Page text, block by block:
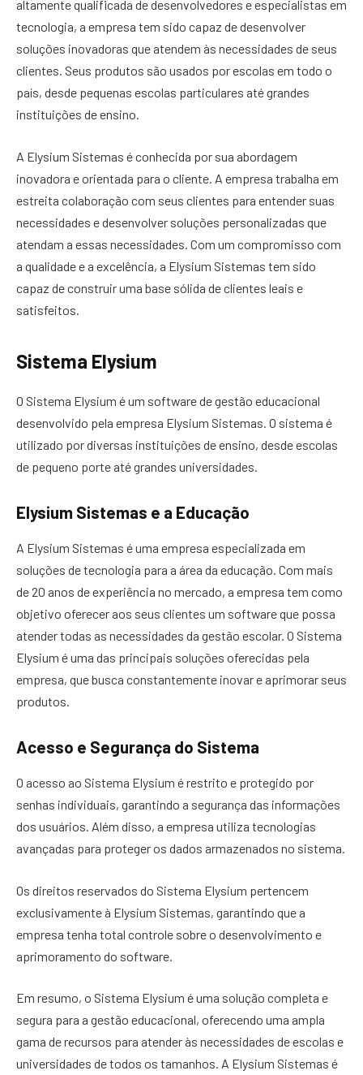
altamente qualificada de desenvolvedores e especialistas em
tecnologia, a empresa tem sido capaz de desenvolver
soluções inovadoras que atendem às necessidades de seus
clientes. Seus produtos são usados por escolas em todo o
país, desde pequenas escolas particulares até grandes
instituições de ensino.
A Elysium Sistemas é conhecida por sua abordagem
inovadora e orientada para o cliente. A empresa trabalha em
estreita colaboração com seus clientes para entender suas
necessidades e desenvolver soluções personalizadas que
atendam a essas necessidades. Com um compromisso com
a qualidade e a excelência, a Elysium Sistemas tem sido
capaz de construir uma base sólida de clientes leais e
satisfeitos.
Sistema Elysium
O Sistema Elysium é um software de gestão educacional
desenvolvido pela empresa Elysium Sistemas. O sistema é
utilizado por diversas instituições de ensino, desde escolas
de pequeno porte até grandes universidades.
Elysium Sistemas e a Educação
A Elysium Sistemas é uma empresa especializada em
soluções de tecnologia para a área da educação. Com mais
de 20 anos de experiência no mercado, a empresa tem como
objetivo oferecer aos seus clientes um software que possa
atender todas as necessidades da gestão escolar. O Sistema
Elysium é uma das principais soluções oferecidas pela
empresa, que busca constantemente inovar e aprimorar seus
produtos.
Acesso e Segurança do Sistema
O acesso ao Sistema Elysium é restrito e protegido por
senhas individuais, garantindo a segurança das informações
dos usuários. Além disso, a empresa utiliza tecnologias
avançadas para proteger os dados armazenados no sistema.
Os direitos reservados do Sistema Elysium pertencem
exclusivamente à Elysium Sistemas, garantindo que a
empresa tenha total controle sobre o desenvolvimento e
aprimoramento do software.
Em resumo, o Sistema Elysium é uma solução completa e
segura para a gestão educacional, oferecendo uma ampla
gama de recursos para atender às necessidades de escolas e
universidades de todos os tamanhos. A Elysium Sistemas é